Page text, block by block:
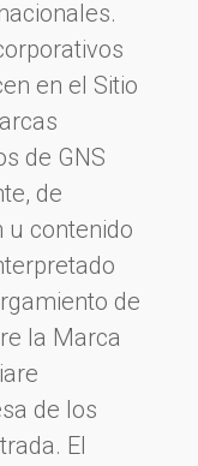
en el Sitio
de GNS
de
u contenido
de
la Marca
de los
El